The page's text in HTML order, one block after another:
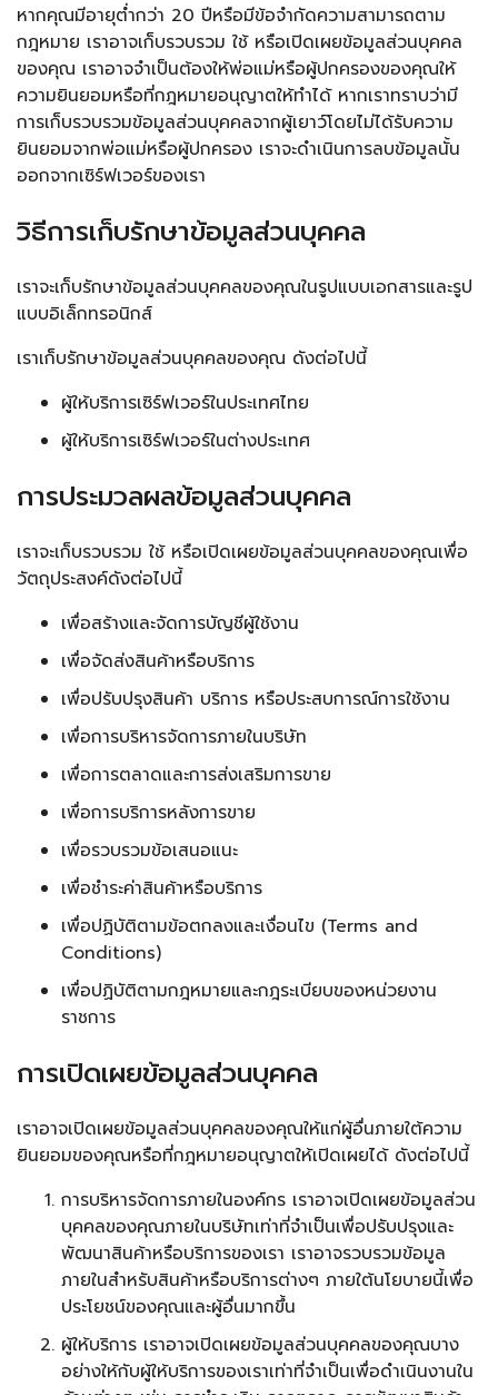
หากคุณมีอายุต่ำกว่า 20 ปีหรือมีข้อจำกัดความสามารถตาม
กฎหมาย เราอาจเก็บรวบรวม ใช้ หรือเปิดเผยข้อมูลส่วนบุคคล
ของคุณ เราอาจจำเป็นต้องให้พ่อแม่หรือผู้ปกครองของคุณให้
ความยินยอมหรือที่กฎหมายอนุญาตให้ทำได้ หากเราทราบว่ามี
การเก็บรวบรวมข้อมูลส่วนบุคคลจากผู้เยาว์โดยไม่ได้รับความ
ยินยอมจากพ่อแม่หรือผู้ปกครอง เราจะดำเนินการลบข้อมูลนั้น
ออกจากเซิร์ฟเวอร์ของเรา
วิธีการเก็บรักษาข้อมูลส่วนบุคคล
เราจะเก็บรักษาข้อมูลส่วนบุคคลของคุณในรูปแบบเอกสารและรูป
แบบอิเล็กทรอนิกส์
เราเก็บรักษาข้อมูลส่วนบุคคลของคุณ ดังต่อไปนี้
ผู้ให้บริการเซิร์ฟเวอร์ในประเทศไทย
ผู้ให้บริการเซิร์ฟเวอร์ในต่างประเทศ
การประมวลผลข้อมูลส่วนบุคคล
เราจะเก็บรวบรวม ใช้ หรือเปิดเผยข้อมูลส่วนบุคคลของคุณเพื่อ
วัตถุประสงค์ดังต่อไปนี้
เพื่อสร้างและจัดการบัญชีผู้ใช้งาน
เพื่อจัดส่งสินค้าหรือบริการ
เพื่อปรับปรุงสินค้า บริการ หรือประสบการณ์การใช้งาน
เพื่อการบริหารจัดการภายในบริษัท
เพื่อการตลาดและการส่งเสริมการขาย
เพื่อการบริการหลังการขาย
เพื่อรวบรวมข้อเสนอแนะ
เพื่อชำระค่าสินค้าหรือบริการ
เพื่อปฏิบัติตามข้อตกลงและเงื่อนไข (Terms and
Conditions)
เพื่อปฏิบัติตามกฎหมายและกฎระเบียบของหน่วยงาน
ราชการ
การเปิดเผยข้อมูลส่วนบุคคล
เราอาจเปิดเผยข้อมูลส่วนบุคคลของคุณให้แก่ผู้อื่นภายใต้ความ
ยินยอมของคุณหรือที่กฎหมายอนุญาตให้เปิดเผยได้ ดังต่อไปนี้
การบริหารจัดการภายในองค์กร เราอาจเปิดเผยข้อมูลส่วน
บุคคลของคุณภายในบริษัทเท่าที่จำเป็นเพื่อปรับปรุงและ
พัฒนาสินค้าหรือบริการของเรา เราอาจรวบรวมข้อมูล
ภายในสำหรับสินค้าหรือบริการต่างๆ ภายใต้นโยบายนี้เพื่อ
ประโยชน์ของคุณและผู้อื่นมากขึ้น
ผู้ให้บริการ เราอาจเปิดเผยข้อมูลส่วนบุคคลของคุณบาง
อย่างให้กับผู้ให้บริการของเราเท่าที่จำเป็นเพื่อดำเนินงานใน